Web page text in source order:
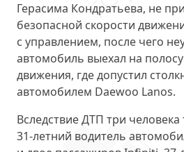
Герасима Кондратьева, не
безопасной скорости
с управлением, после чего
автомобиль выехал на
движения, где допустил
автомобилем Daewoo Lanos.
Вследствие ДТП три
31-летний водитель